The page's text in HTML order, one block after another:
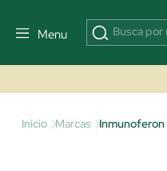
Menu
Inicio Marcas Inmunoferon